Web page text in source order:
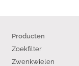
Producten
Zoekfilter
Zwenkwielen